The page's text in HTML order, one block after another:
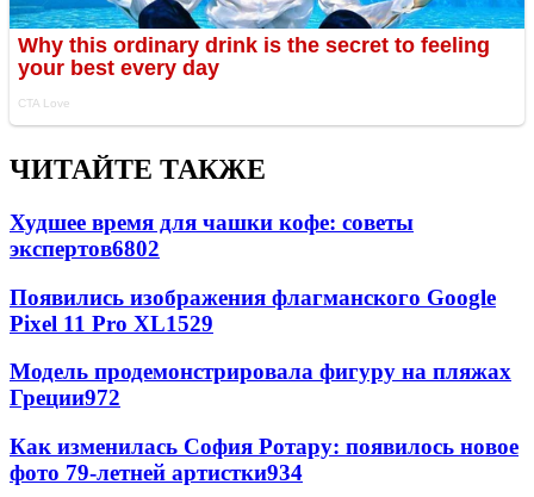
ЧИТАЙТЕ ТАКЖЕ
Худшее время для чашки кофе: советы
экспертов6802
Появились изображения флагманского Google
Pixel 11 Pro XL1529
Модель продемонстрировала фигуру на пляжах
Греции972
Как изменилась София Ротару: появилось новое
фото 79-летней артистки934